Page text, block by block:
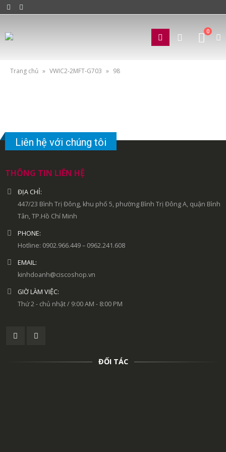
0
Trang chủ » VWIC2-2MFT-G703 » 98
Liên hệ với chúng tôi
THÔNG TIN LIÊN HỆ
ĐỊA CHỈ:
447/23 Bình Trị Đông, khu phố 5, phường Bình Trị Đông A, quận Bình
Tân, TP.Hồ Chí Minh
PHONE:
Hotline: 0902.966.449 – 0962.241.608
EMAIL:
kinhdoanh@ciscoshop.vn
GIỜ LÀM VIỆC:
Thứ 2 - chủ nhật / 9:00 AM - 8:00 PM
ĐỐI TÁC